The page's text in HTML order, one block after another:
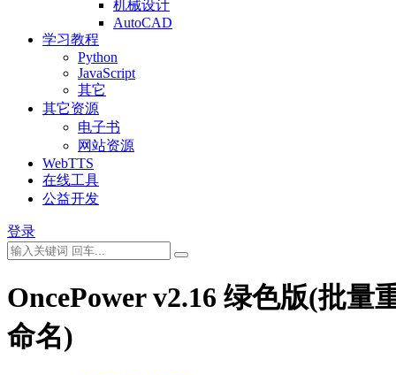
机械设计
AutoCAD
学习教程
Python
JavaScript
其它
其它资源
电子书
网站资源
WebTTS
在线工具
公益开发
登录
OncePower v2.16 绿色版(批量
命名)